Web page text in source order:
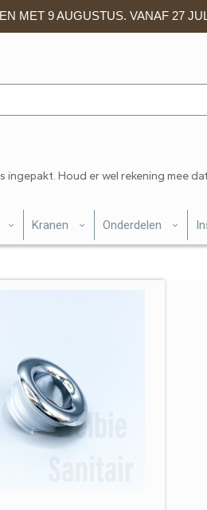
MET 9 AUGUSTUS. VANAF 27
Houd er wel rekening mee
Kranen Onderdelen